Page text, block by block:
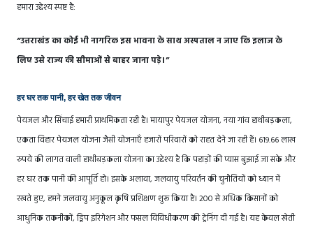
हमारा उद्देश्य स्पष्ट है:
“उत्तराखंड का कोई भी नागरिक इस भावना के साथ अस्पताल न जाए कि इलाज के
लिए उसे राज्य की सीमाओं से बाहर जाना पड़े।”
हर घर तक पानी, हर खेत तक जीवन
पेयजल और सिंचाई हमारी प्राथमिकता रही है। मायापुर पेयजल योजना, नया गांव हाथीबड़कला,
एकता विहार पेयजल योजना जैसी योजनाएँ हजारों परिवारों को राहत देने जा रही हैं। 619.66 लाख
रुपये की लागत वाली हाथीबड़कला योजना का उद्देश्य है कि पहाड़ों की प्यास बुझाई जा सके और
हर घर तक पानी की आपूर्ति हो। इसके अलावा, जलवायु परिवर्तन की चुनौतियों को ध्यान में
रखते हुए, हमने जलवायु अनुकूल कृषि प्रशिक्षण शुरू किया है। 200 से अधिक किसानों को
आधुनिक तकनीकों, ड्रिप इरिगेशन और फसल विविधीकरण की ट्रेनिंग दी गई है। यह केवल खेती